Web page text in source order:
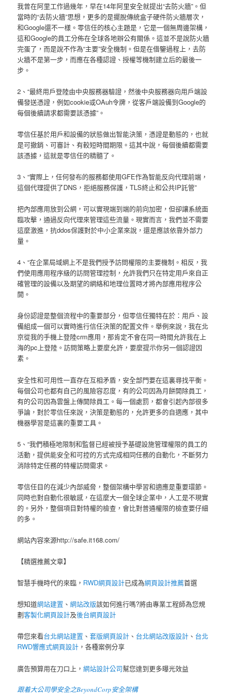
我曾在阿里工作過幾年，早在14年阿里安全就提出“去防火牆”。但
當時的“去防火牆”思想，更多的是擺脫傳統盒子硬件防火牆層次，
和Google還不一樣。零信任的核心主題是，它是一個無周邊架構，
這和Google的員工分佈在全球各地辦公有關係。這並不是說防火牆
完蛋了，而是說不作為“主要”安全機制。但是在借鑒過程上，去防
火牆不是第一步，而應在各種認證、授權等機制建立后的最後一
步。
2、“最終用戶登陸由中央服務器驗證，然後中央服務器向用戶端設
備發送憑證，例如cookie或OAuh令牌，從客戶端設備到Google的
每個後續請求都需要該憑據”。
零信任基於用戶和設備的狀態做出智能決策，憑證是動態的，也就
是可撤銷、可審計、有較短時間期限。這其中說，每個後續都需要
該憑據，這就是零信任的精髓了。
3、“實際上，任何發布的服務都使用GFE作為智能反向代理前端，
這個代理提供了DNS，拒絕服務保護，TLS終止和公共IP託管”
把內部應用放到公網，可以實現端到端的前向加密，但卻讓系統面
臨攻擊，通過反向代理來管理這些流量。現實而言，我們並不需要
這麼激進，抗ddos保護對於中小企業來說，還是應該依靠外部力
量。
4、“在企業局域網上不是我們授予訪問權限的主要機制。相反，我
們使用應用程序級的訪問管理控制，允許我們只在特定用戶來自正
確管理的設備以及期望的網絡和地理位置時才將內部應用程序公
開。
身份認證是整個流程中的重要部分，但零信任獨特在於：用戶、設
備組成一個可以實時進行信任決策的配置文件。舉例來說，我在北
京從我的手機上登陸crm應用，那肯定不會在同一時間允許我在上
海的pc上登陸。訪問策略上要麼允許，要麼提示你另一個認證因
素。
安全性和可用性一直存在互相矛盾，安全部門要在這裏尋找平衡。
每個公司也都有自己的風險容忍度，有的公司因為月餅開除員工，
有的公司因為雲盤上傳開除員工。每一個處罰，都會引起內部很多
爭論，對於零信任來說，決策是動態的，允許更多的自適應，其中
機器學習是這裏的重要工具。
5、“我們積極地限制和監督已經被授予基礎設施管理權限的員工的
活動，提供能安全和可控的方式完成相同任務的自動化，不斷努力
消除特定任務的特權訪問需求。
零信任目的在減少內部威脅，整個架構中學習和適應是重要環節。
同時也對自動化很敏感，在這麼大一個全球企業中，人工是不現實
的。另外，整個項目對特權的檢查，會比對普通權限的檢查要仔細
的多。
網站內容來源http://safe.it168.com/
【精選推薦文章】
智慧手機時代的來臨， RWD網頁設計已成為網頁設計推薦首選
想知道網站建置 、網站改版該如何進行嗎?將由專業工程師為您規
劃客製化網頁設計及後台網頁設計
帶您來看台北網站建置 、套版網頁設計 、 台北網站改版設計 、 台北
RWD響應式網頁設計 ，各種案例分享
廣告預算用在刀口上，網站設計公司幫您達到更多曝光效益
跟着大公司學安全之BeyondCorp安全架構